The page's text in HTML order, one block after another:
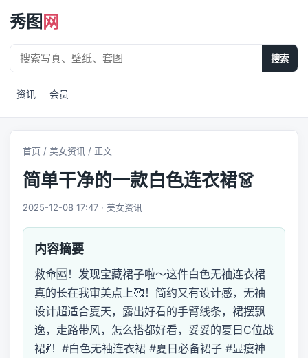
秀图 网
搜索
资讯 会员
首页 / 美女资讯 / 正文
简单干净的一款白色连衣裙👗
2025-12-08 17:47 · 美女资讯
内容摘要
救命🆘！发现宝藏裙子啦～这件白色无袖连衣裙
真的长在我审美点上🥰！简约又有设计感，无袖
设计超适合夏天，露出好看的手臂线条，裙摆飘
逸，走路带风，怎么搭都好看，妥妥的夏日C位战
裙💃！#白色无袖连衣裙 #夏日必备裙子 #显瘦神